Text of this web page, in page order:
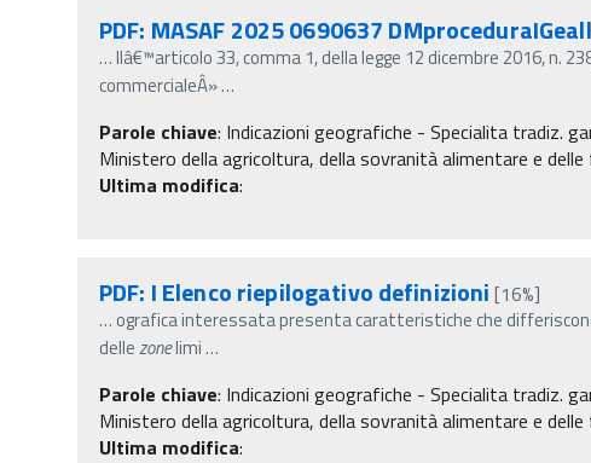
PDF: MASAF 2025 0690637
…llâ€™articolo 33, comma 1, della legge 12 dicembre 2016, n.
commercialeÂ»…
Parole chiave: Indicazioni geografiche - Specialita tradiz.
Ministero della agricoltura, della sovranità alimentare e
Ultima modifica:
PDF: I Elenco riepilogativo definizioni [16%]
… ografica interessata presenta caratteristiche che
dellezonelimi…
Parole chiave: Indicazioni geografiche - Specialita tradiz.
Ministero della agricoltura, della sovranità alimentare e
Ultima modifica: